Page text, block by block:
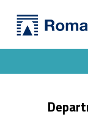
Stage e tirocini - Dipartimento di Scienze Politiche
Header info sidebar